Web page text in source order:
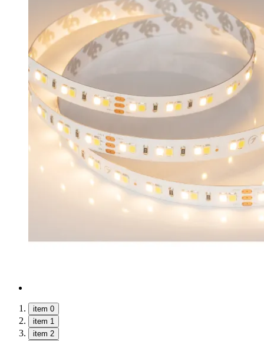
item 0
item 1
item 2